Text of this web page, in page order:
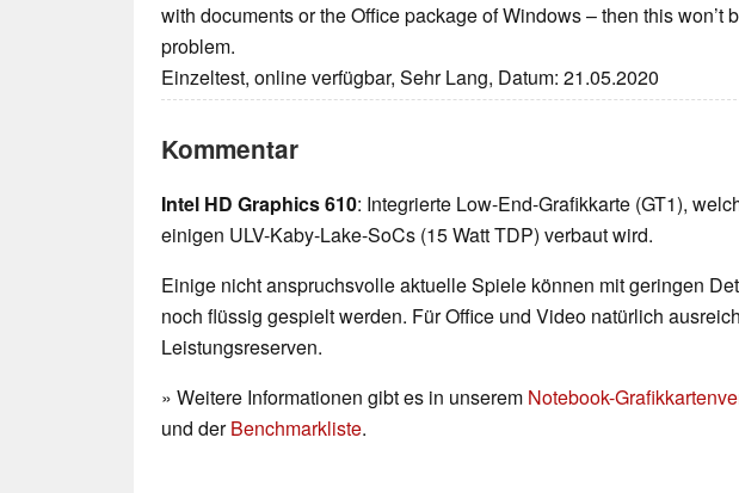
with documents or the Office package of Windows – then this won’t
problem.
Einzeltest, online verfügbar, Sehr Lang, Datum: 21.05.2020
Kommentar
Intel HD Graphics 610: Integrierte Low-End-Grafikkarte (GT1),
einigen ULV-Kaby-Lake-SoCs (15 Watt TDP) verbaut wird.
Einige nicht anspruchsvolle aktuelle Spiele können mit geringen
noch flüssig gespielt werden. Für Office und Video natürlich
Leistungsreserven.
» Weitere Informationen gibt es in unserem Notebook-
und derBenchmarkliste.